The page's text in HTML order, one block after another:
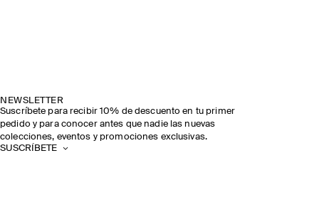
NEWSLETTER
Suscríbete para recibir 10% de descuento en tu primer
pedido y para conocer antes que nadie las nuevas
colecciones, eventos y promociones exclusivas.
SUSCRÍBETE